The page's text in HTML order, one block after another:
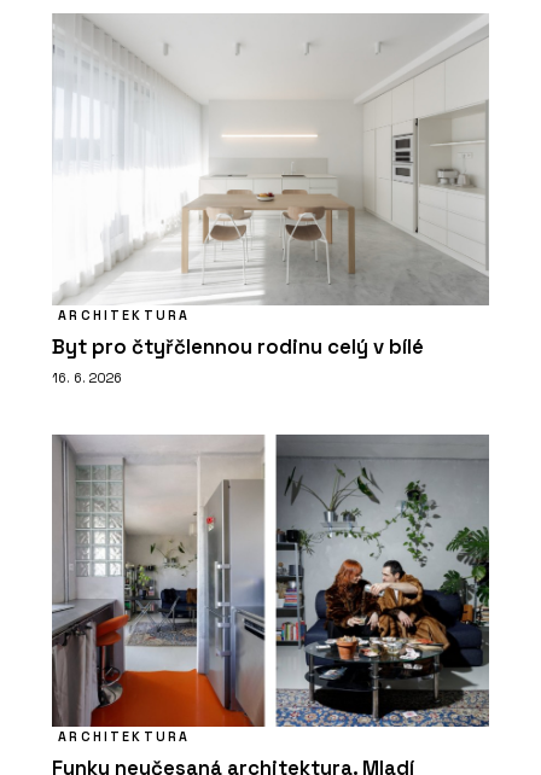
ARCHITEKTURA
Byt pro čtyřčlennou rodinu celý v bílé
16. 6. 2026
ARCHITEKTURA
Funky neučesaná architektura. Mladí